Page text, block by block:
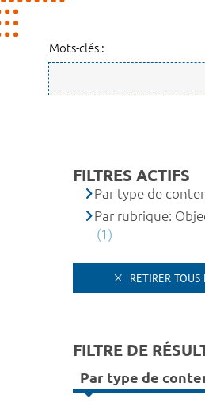
Mots-clés :
FILTRES ACTIFS
Par type de
Par rubrique:
(1)
RETIRER TOUS
FILTRE DE
Par type de